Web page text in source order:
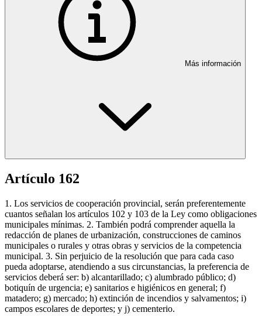
Más información
Artículo 162
1. Los servicios de cooperación provincial, serán preferentemente
cuantos señalan los artículos 102 y 103 de la Ley como obligaciones
municipales mínimas. 2. También podrá comprender aquella la
redacción de planes de urbanización, construcciones de caminos
municipales o rurales y otras obras y servicios de la competencia
municipal. 3. Sin perjuicio de la resolución que para cada caso
pueda adoptarse, atendiendo a sus circunstancias, la preferencia de
servicios deberá ser: b) alcantarillado; c) alumbrado público; d)
botiquín de urgencia; e) sanitarios e higiénicos en general; f)
matadero; g) mercado; h) extinción de incendios y salvamentos; i)
campos escolares de deportes; y j) cementerio.